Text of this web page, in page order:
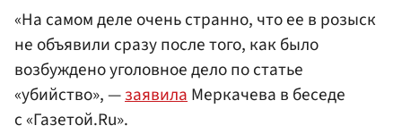
«На самом деле очень странно, что ее в розыск
не объявили сразу после того, как было
возбуждено уголовное дело по статье
«убийство», —заявилаМеркачева в беседе
с «Газетой.Ru».